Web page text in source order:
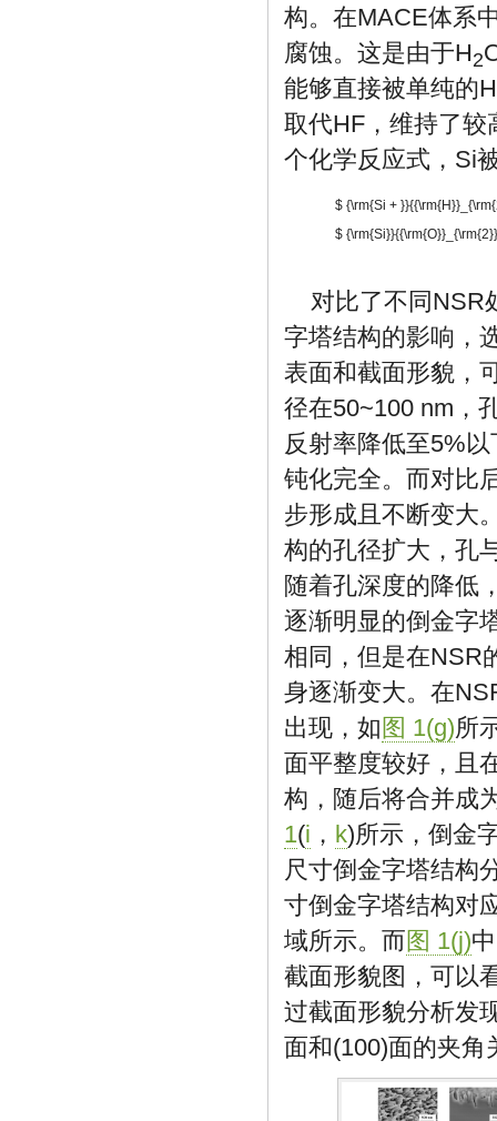
构。在MACE体系
腐蚀。这是由于H2
能够直接被单纯的
取代HF，维持了较
个化学反应式，Si
$ {\rm{Si +
$
对比了不同NSR
字塔结构的影响，
表面和截面形貌，
径在50~100 nm，
反射率降低至5%
钝化完全。而对比
步形成且不断变大
构的孔径扩大，孔
随着孔深度的降低
逐渐明显的倒金字
相同，但是在NSR
身逐渐变大。在
出现，如 图 1(g)所
面平整度较好，且
构，随后将合并成
1(i ， k)所示，倒金
尺寸倒金字塔结构
寸倒金字塔结构对
域所示。而图 1(j)
截面形貌图，可以
过截面形貌分析发
面和(100)面的夹角